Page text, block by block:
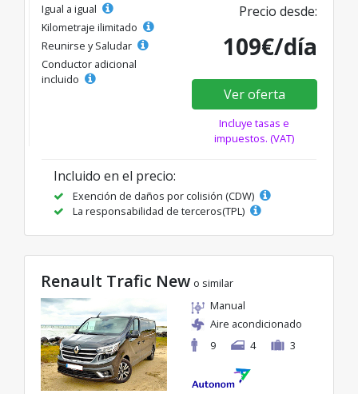
Igual a igual
Kilometraje ilimitado
Reunirse y Saludar
Conductor adicional
incluido
Precio desde:
109€/día
Ver oferta
Incluye tasas e
impuestos. (VAT)
Incluido en el precio:
Exención de daños por colisión (CDW)
La responsabilidad de terceros(TPL)
Renault Trafic New o similar
Manual
Aire acondicionado
9
4 3